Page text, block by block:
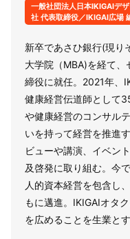
一般社団法人日本IKIGAIデ
社 代表取締役／IKIGAI広場
新卒であさひ銀行(現り
大学院（MBA)を経て、
締役に就任。2021年、
健康経営伝道師として
や健康経営のコンサル
いを持って経営を推進
ビューや講演、イベン
及啓発に取り組む。今
人的資本経営を包含し
もに邁進。IKIGAIオタ
を広めることを生業とす